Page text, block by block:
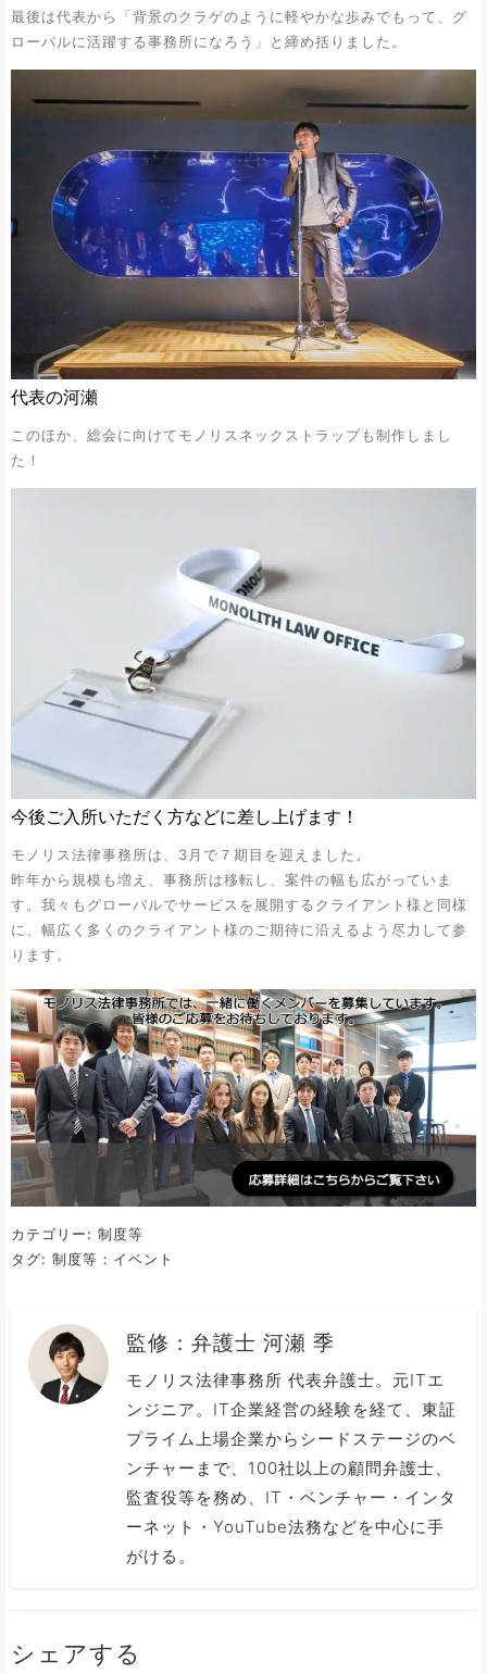
最後は代表から「背景のクラゲのように軽やかな歩みでもって、グ
ローバルに活躍する事務所になろう」と締め括りました。
代表の河瀬
このほか、総会に向けてモノリスネックストラップも制作しまし
た！
今後ご入所いただく方などに差し上げます！
モノリス法律事務所は、3月で７期目を迎えました。
昨年から規模も増え、事務所は移転し、案件の幅も広がっていま
す。我々もグローバルでサービスを展開するクライアント様と同様
に、幅広く多くのクライアント様のご期待に沿えるよう尽力して参
ります。
カテゴリー: 制度等
タグ: 制度等：イベント
監修： 弁護士 河瀬 季
モノリス法律事務所 代表弁護士。元ITエ
ンジニア。IT企業経営の経験を経て、東証
プライム上場企業からシードステージのベ
ンチャーまで、100社以上の顧問弁護士、
監査役等を務め、IT・ベンチャー・インタ
ーネット・YouTube法務などを中心に手
がける。
シェアする